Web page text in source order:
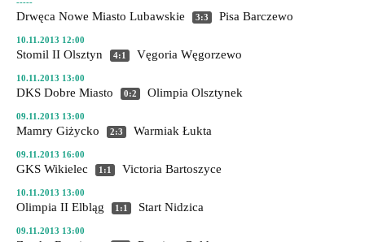
Drwęca Nowe Miasto Lubawskie 3:3 Pisa Barczewo
10.11.2013 12:00
Stomil II Olsztyn 4:1 Vęgoria Węgorzewo
10.11.2013 13:00
DKS Dobre Miasto 0:2 Olimpia Olsztynek
09.11.2013 13:00
Mamry Giżycko 2:3 Warmiak Łukta
09.11.2013 16:00
GKS Wikielec 1:1 Victoria Bartoszyce
10.11.2013 13:00
Olimpia II Elbląg 1:1 Start Nidzica
09.11.2013 13:00